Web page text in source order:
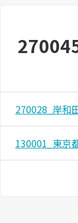
270028_岸和
130001_東京